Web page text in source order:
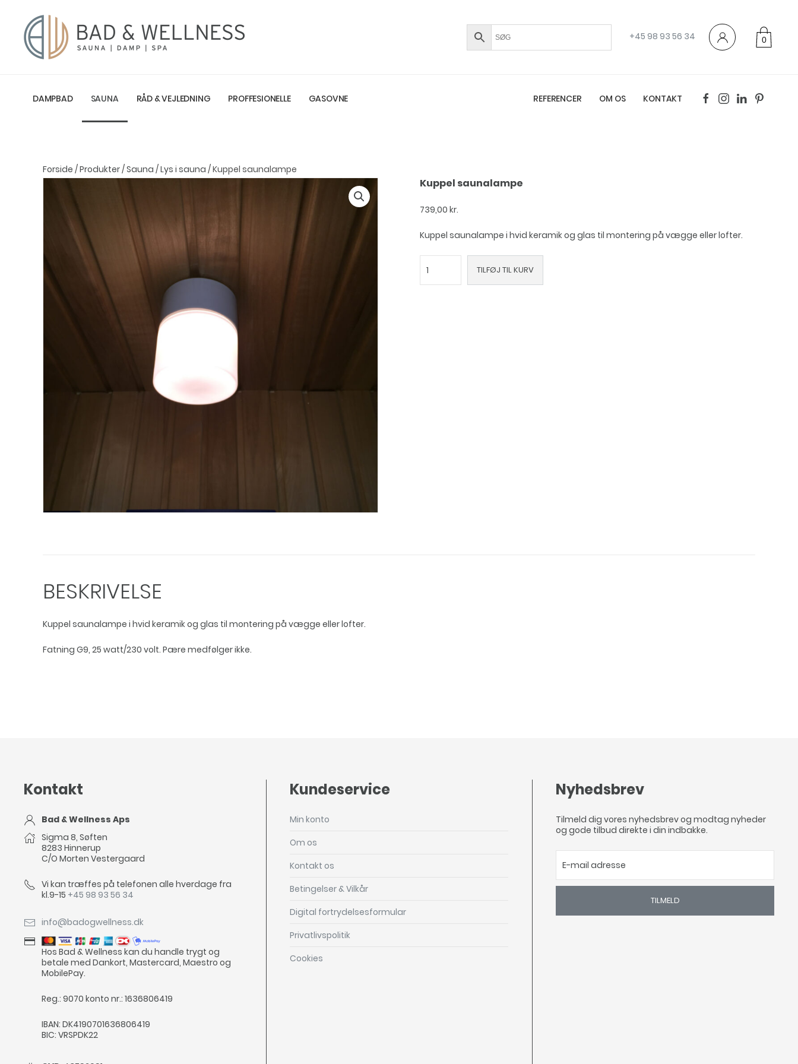
+45 98 93 56 34 0
DAMPBAD SAUNA RÅD & VEJLEDNING PROFFESIONELLE GASOVNE REFERENCER OM OS KONTAKT
Forside /Produkter/Sauna /Lys i sauna / Kuppel saunalampe
Kuppel saunalampe
739,00 kr.
Kuppel saunalampe i hvid keramik og glas til montering på vægge eller lofter.
saunalampe
antal
TILFØJ TIL KURV
BESKRIVELSE
Kuppel saunalampe i hvid keramik og glas til montering på vægge eller lofter.
Fatning G9, 25 watt/230 volt. Pære medfølger ikke.
Kontakt
Bad & Wellness Aps
Sigma 8, Søften
8283 Hinnerup
C/O Morten Vestergaard
Vi kan træffes på telefonen alle hverdage fra
kl.9-15 +45 98 93 56 34
info@badogwellness.dk
Hos Bad & Wellness kan du handle trygt og
betale med Dankort, Mastercard, Maestro og
MobilePay.
Reg.: 9070 konto nr.: 1636806419
IBAN: DK4190701636806419
BIC: VRSPDK22
Kundeservice
Min konto
Om os
Kontakt os
Betingelser & Vilkår
Digital fortrydelsesformular
Privatlivspolitik
Cookies
Nyhedsbrev
Tilmeld dig vores nyhedsbrev og modtag nyheder
og gode tilbud direkte i din indbakke.
TILMELD